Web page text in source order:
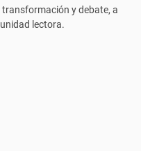
y debate, a
lectora.